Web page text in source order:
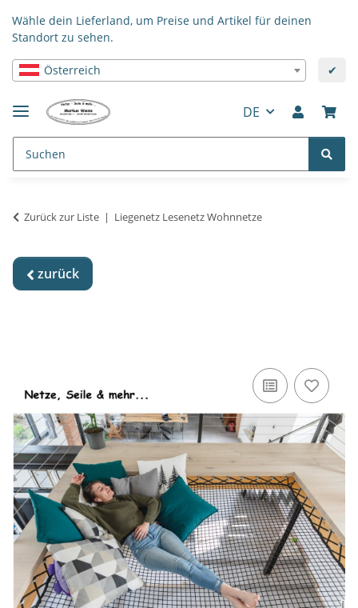
Wähle dein Lieferland, um Preise und Artikel für deinen
Standort zu sehen.
Österreich ✔
DE
Zurück zur Liste Liegenetz Lesenetz Wohnnetze
 zurück